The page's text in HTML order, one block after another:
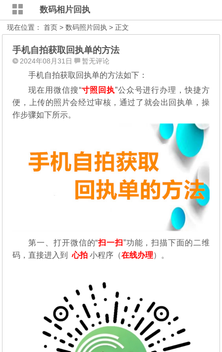
数码相片回执
现在位置：首页 >数码照片回执 > 正文
手机自拍获取回执单的方法
2024年08月31日 暂无评论
手机自拍获取回执单的方法如下：
现在用微信搜“寸照回执”公众号进行办理，快捷方
便，上传的照片会经过审核，通过了就会出回执单，操
作步骤如下所示。
第一、打开微信的“扫一扫”功能，扫描下面的二维
码，直接进入到心拍 小程序（在线办理）。